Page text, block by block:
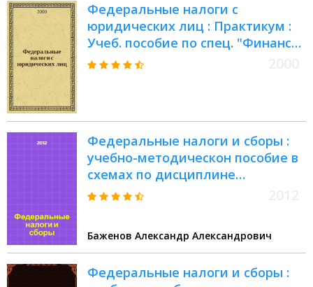
Федеральные налоги с
юридических лиц : Практикум :
Учеб. пособие по спец. "Финансы
и кредит", "Бухгалт. учет и
Федеральные налоги и сборы :
учебно-методическон пособие в
схемах по дисциплине
"Федеральные налоги"
Баженов Александр Александрович
Федеральные налоги и сборы :